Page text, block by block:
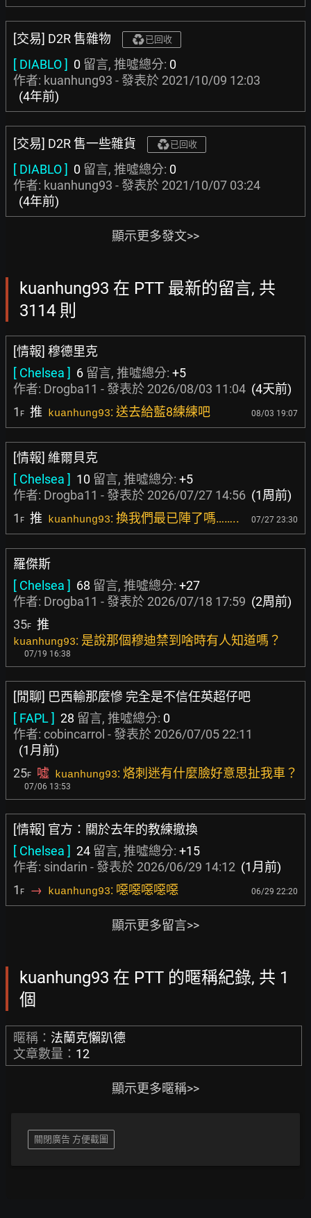
[交易] D2R 售雜物 已回收
[ DIABLO ] 0 留言, 推噓總分: 0
作者: kuanhung93 - 發表於 2021/10/09 12:03
(4年前)
[交易] D2R 售一些雜貨 已回收
[ DIABLO ] 0 留言, 推噓總分: 0
作者: kuanhung93 - 發表於 2021/10/07 03:24
(4年前)
顯示更多發文>>
kuanhung93 在 PTT 最新的留言, 共
3114 則
[情報] 穆德里克
[ Chelsea ] 6 留言, 推噓總分: +5
作者: Drogba11 - 發表於 2026/08/03 11:04 (4天前)
1 F 推 kuanhung93: 送去給藍8練練吧 08/03 19:07
[情報] 維爾貝克
[ Chelsea ] 10 留言, 推噓總分: +5
作者: Drogba11 - 發表於 2026/07/27 14:56 (1周前)
1 F 推 kuanhung93: 換我們最已陣了嗎…….. 07/27 23:30
羅傑斯
[ Chelsea ] 68 留言, 推噓總分: +27
作者: Drogba11 - 發表於 2026/07/18 17:59 (2周前)
35F 推
kuanhung93: 是說那個穆迪禁到啥時有人知道嗎？
07/19 16:38
[閒聊] 巴西輸那麼慘 完全是不信任英超仔吧
[ FAPL ] 28 留言, 推噓總分: 0
作者: cobincarrol - 發表於 2026/07/05 22:11
(1月前)
25F 噓 kuanhung93: 烙刺迷有什麼臉好意思扯我車？
07/06 13:53
[情報] 官方：關於去年的教練撤換
[ Chelsea ] 24 留言, 推噓總分: +15
作者: sindarin - 發表於 2026/06/29 14:12 (1月前)
1 F → kuanhung93: 噁噁噁噁噁 06/29 22:20
顯示更多留言>>
kuanhung93 在 PTT 的暱稱紀錄, 共 1
個
暱稱： 法蘭克懶趴德
文章數量： 12
顯示更多暱稱>>
關閉廣告 方便截圖